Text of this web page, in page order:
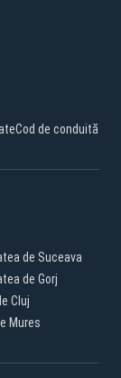
Cod de conduită
de Suceava
de Gorj
Cluj
Mures